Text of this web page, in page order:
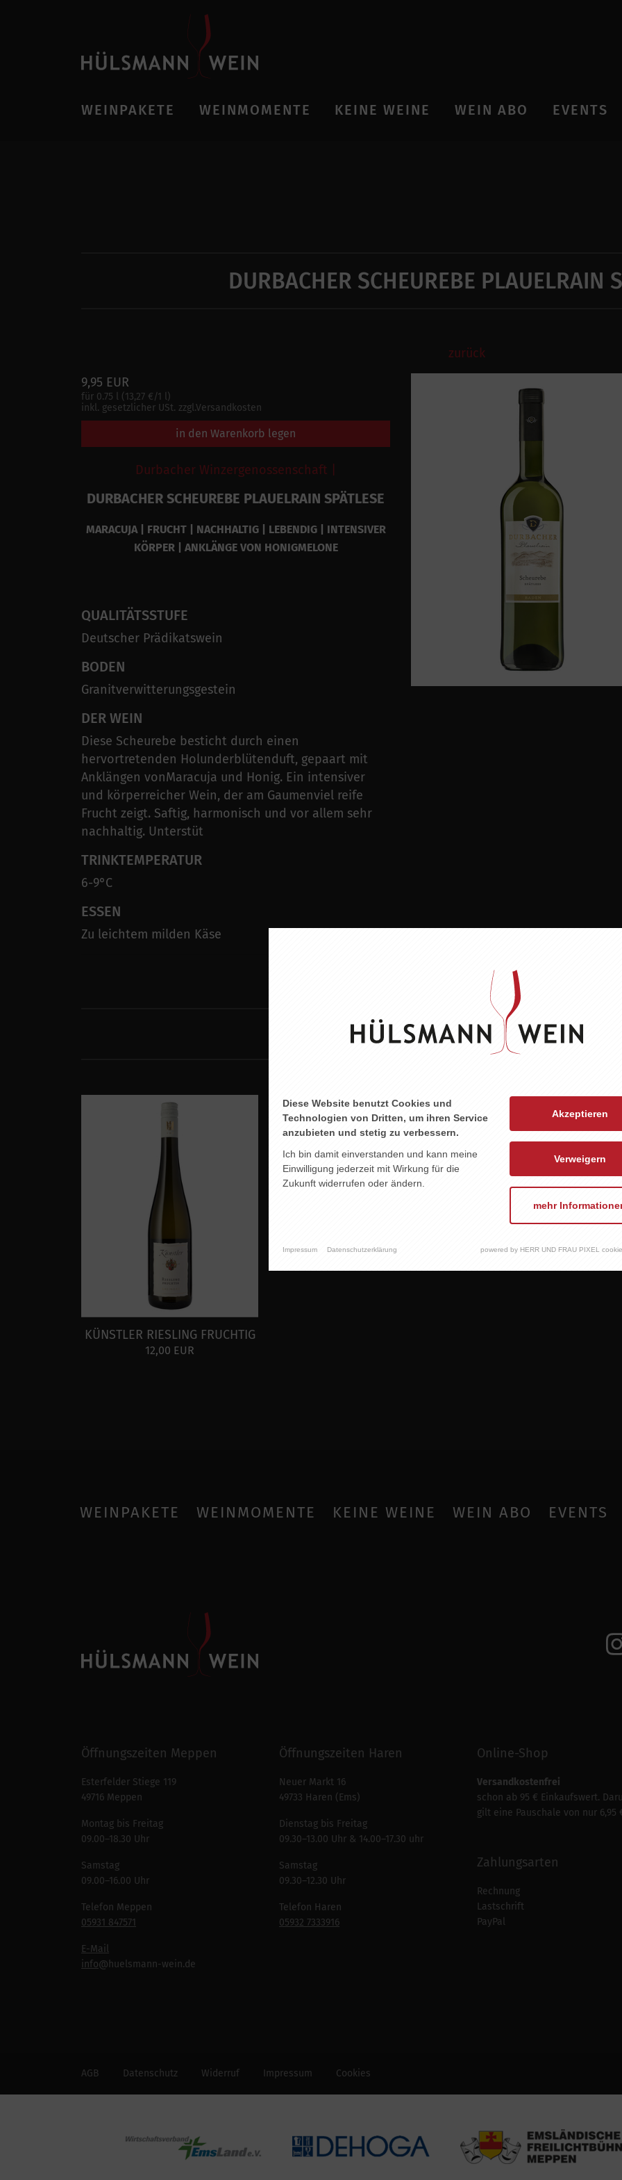
WEINPAKETE WEINMOMENTE KEINE WEINE WEIN ABO EVENTS
DURBACHER SCHEUREBE PLAUELRAIN
zurück
9,95 EUR
für 0.75 l (13,27 €/1 l)
inkl. gesetzlicher USt. zzgl.Versandkosten
in den Warenkorb legen
Durbacher Winzergenossenschaft |
DURBACHER SCHEUREBE PLAUELRAIN SPÄTLESE
MARACUJA | FRUCHT | NACHHALTIG | LEBENDIG | INTENSIVER
KÖRPER | ANKLÄNGE VON HONIGMELONE
QUALITÄTSSTUFE
Deutscher Prädikatswein
BODEN
Granitverwitterungsgestein
DER WEIN
Diese Scheurebe besticht durch einen
hervortretenden Holunderblütenduft, gepaart mit
Anklängen vonMaracuja und Honig. Ein intensiver
und körperreicher Wein, der am Gaumenviel reife
Frucht zeigt. Saftig, harmonisch und vor allem sehr
nachhaltig. Unterstüt
TRINKTEMPERATUR
6-9°C
ESSEN
Zu leichtem milden Käse
ZU DIESEM PRODUKT PASST ...
KÜNSTLER RIESLING FRUCHTIG
12,00 EUR
WEINPAKETE WEINMOMENTE KEINE WEINE WEIN ABO EVENTS
Öffnungszeiten Meppen
Esterfelder Stiege 119
49716 Meppen
Montag bis Freitag
09.00–18.30 Uhr
Samstag
09.00–16.00 Uhr
Telefon Meppen
05931 847571
E-Mail
info@huelsmann-wein.de
Öffnungszeiten Haren
Neuer Markt 16
49733 Haren (Ems)
Dienstag bis Freitag
09.30–13.00 Uhr & 14.00–17.30 uhr
Samstag
09.30–12.30 Uhr
Telefon Haren
05932 7333916
Online-Shop
Versandkostenfrei
schon ab 95 € Einkaufswert.
gilt eine Pauschale von nur 6,95
Zahlungsarten
Rechnung
Lastschrift
PayPal
AGB Datenschutz Widerruf Impressum Cookies
Diese Website benutzt Cookies und
Technologien von Dritten, um ihren Service
anzubieten und stetig zu verbessern.
Ich bin damit einverstanden und kann meine
Einwilligung jederzeit mit Wirkung für die
Zukunft widerrufen oder ändern.
Akzeptieren
Verweigern
mehr
Impressum Datenschutzerklärung powered by HERR UND FRAU PIXEL